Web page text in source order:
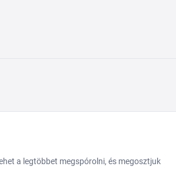
a legtöbbet megspórolni, és megosztjuk